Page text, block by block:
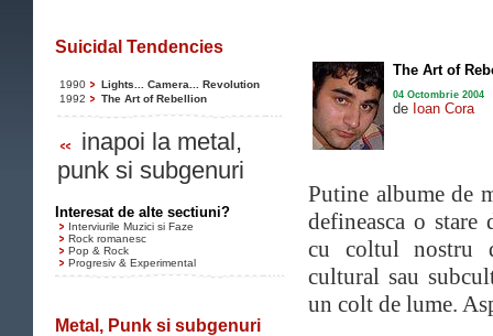
Suicidal Tendencies
1990
Lights... Camera... Revolution
1992
The Art of Rebellion
inapoi la metal,
punk si subgenuri
Interesat de alte sectiuni?
Interviurile Muzici si Faze
Rock romanesc
Pop & Rock
Progresiv & Experimental
Metal, Punk si subgenuri
The Art of
04 Octombrie 2004
de Ioan Cora
Putine albume de
defineasca o stare
cu coltul nostru
cultural sau
un colt de lume.